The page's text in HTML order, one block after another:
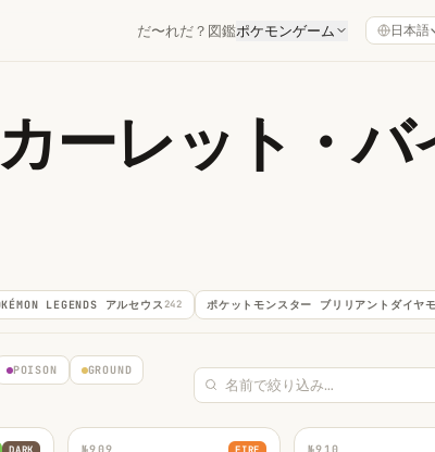
だ〜れだ？ 図鑑ポケモンゲーム 日本語
ーレット・バ
LEGENDS アルセウス242 ポケットモンスター ブリリアントダイヤ
POISON GROUND